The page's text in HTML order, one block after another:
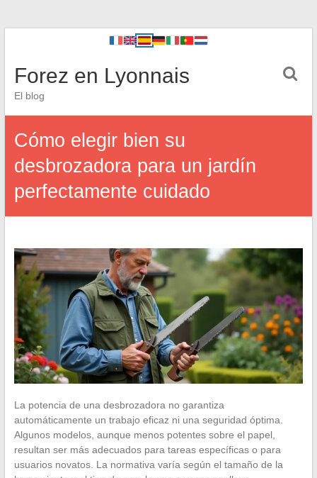
Forez en Lyonnais
El blog
Cómo elegir bien su
desbrozadora para un jardín
perfectamente cuidado
La potencia de una desbrozadora no garantiza
automáticamente un trabajo eficaz ni una seguridad óptima.
Algunos modelos, aunque menos potentes sobre el papel,
resultan ser más adecuados para tareas específicas o para
usuarios novatos. La normativa varía según el tamaño de la